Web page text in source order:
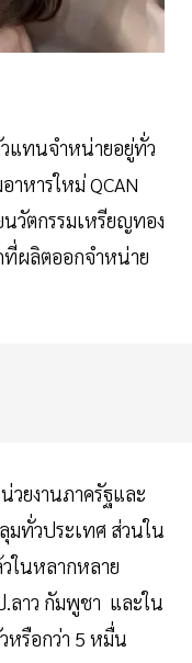
แทนจำหน่ายอยู่ทั่ว
หารใหม่ QCAN
นวัตกรรมเหรียญทอง
ที่ผลิตออกจำหน่าย
ยงานภาครัฐและ
มทั่วประเทศ ส่วนใน
ในหลากหลาย
ลาว กัมพูชา และใน
หรือกว่า 5 หมื่น